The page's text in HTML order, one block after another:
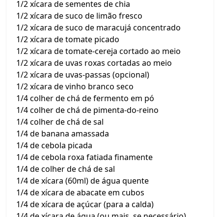
1/2 xícara de sementes de chia
1/2 xícara de suco de limão fresco
1/2 xícara de suco de maracujá concentrado
1/2 xícara de tomate picado
1/2 xícara de tomate-cereja cortado ao meio
1/2 xícara de uvas roxas cortadas ao meio
1/2 xícara de uvas-passas (opcional)
1/2 xícara de vinho branco seco
1/4 colher de chá de fermento em pó
1/4 colher de chá de pimenta-do-reino
1/4 colher de chá de sal
1/4 de banana amassada
1/4 de cebola picada
1/4 de cebola roxa fatiada finamente
1/4 de colher de chá de sal
1/4 de xícara (60ml) de água quente
1/4 de xícara de abacate em cubos
1/4 de xícara de açúcar (para a calda)